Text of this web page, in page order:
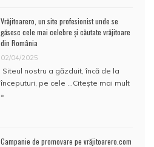
Vrăjitoarero, un site profesionist unde se
găsesc cele mai celebre și căutate vrăjitoare
din România
02/04/2025
Siteul nostru a găzduit, încă de la
începuturi, pe cele … Citește mai mult
»
Campanie de promovare pe vrăjitoarero.com